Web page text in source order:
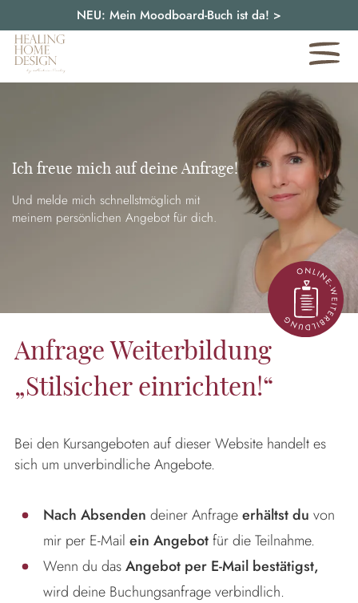
NEU: Mein Moodboard-Buch ist da! >
Ich freue mich auf deine Anfrage!
Und melde mich schnellstmöglich mit
meinem persönlichen Angebot für dich.
Anfrage Weiterbildung
„Stilsicher einrichten!“
Bei den Kursangeboten auf dieser Website handelt es
sich um unverbindliche Angebote.
Nach Absenden deiner Anfrageerhältst du von
mir per E-Mail ein Angebotfür die Teilnahme.
Wenn du dasAngebot per E-Mail bestätigst,
wird deine Buchungsanfrage verbindlich.